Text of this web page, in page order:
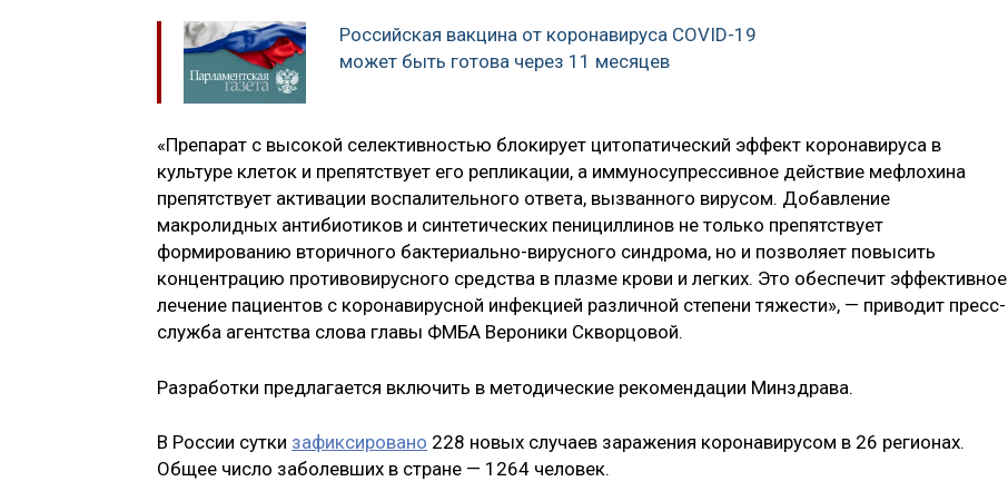
Российская вакцина от коронавируса COVID-19
может быть готова через 11 месяцев
«Препарат с высокой селективностью блокирует цитопатический эффект коронавируса в
культуре клеток и препятствует его репликации, а иммуносупрессивное действие мефлохина
препятствует активации воспалительного ответа, вызванного вирусом. Добавление
макролидных антибиотиков и синтетических пенициллинов не только препятствует
формированию вторичного бактериально-вирусного синдрома, но и позволяет повысить
концентрацию противовирусного средства в плазме крови и легких. Это обеспечит эффективное
лечение пациентов с коронавирусной инфекцией различной степени тяжести», — приводит пресс-
служба агентства слова главы ФМБА Вероники Скворцовой.
Разработки предлагается включить в методические рекомендации Минздрава.
В России сутки зафиксировано 228 новых случаев заражения коронавирусом в 26 регионах.
Общее число заболевших в стране — 1264 человек.